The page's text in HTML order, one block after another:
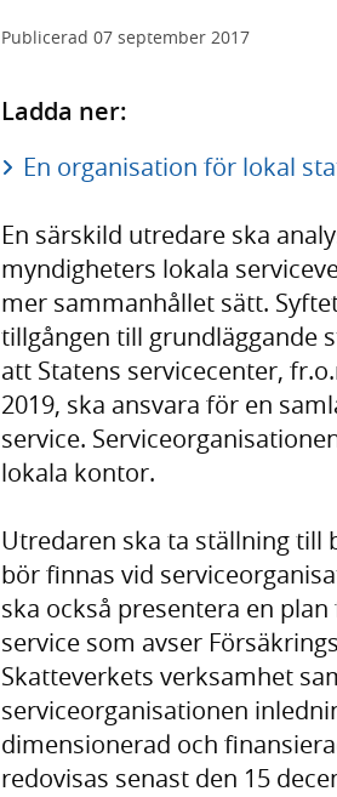
Publicerad 07 september 2017
Ladda ner:
En organisation för lokal
En särskild utredare ska
myndigheters lokala
mer sammanhållet sätt.
tillgången till grundläggande
att Statens servicecenter,
2019, ska ansvara för en
service.
lokala kontor.
Utredaren ska ta ställning till
bör finnas vid
ska också presentera en
service som avser
Skatteverkets verksamhet
serviceorganisationen
dimensionerad och
redovisas senast den 15